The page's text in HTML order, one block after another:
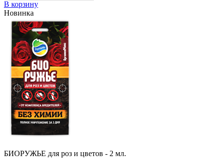
В корзину
Новинка
БИОРУЖЬЕ для роз и цветов - 2 мл.